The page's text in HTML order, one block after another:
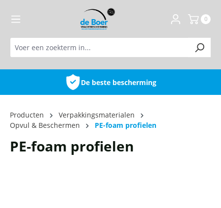
0
De beste bescherming
Producten
Verpakkingsmaterialen
Opvul & Beschermen
PE-foam profielen
PE-foam profielen